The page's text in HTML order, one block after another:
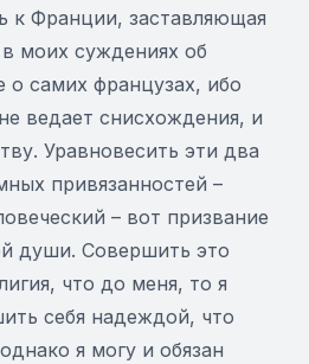
к Франции, заставляющая
моих суждениях об
о самих французах, ибо
ведает снисхождения, и
Уравновесить эти два
привязанностей –
– вот призвание
души. Совершить это
что до меня, то я
себя надеждой, что
я могу и обязан